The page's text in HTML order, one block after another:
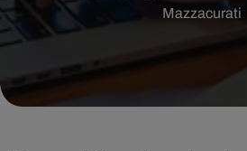
Mazzacurati